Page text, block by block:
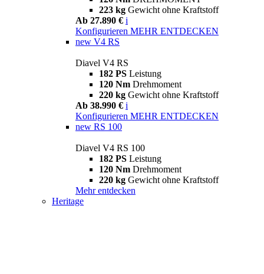
223 kg Gewicht ohne Kraftstoff
Ab 27.890 € i
Konfigurieren MEHR ENTDECKEN
new V4 RS
Diavel V4 RS
182 PS Leistung
120 Nm Drehmoment
220 kg Gewicht ohne Kraftstoff
Ab 38.990 € i
Konfigurieren MEHR ENTDECKEN
new RS 100
Diavel V4 RS 100
182 PS Leistung
120 Nm Drehmoment
220 kg Gewicht ohne Kraftstoff
Mehr entdecken
Heritage